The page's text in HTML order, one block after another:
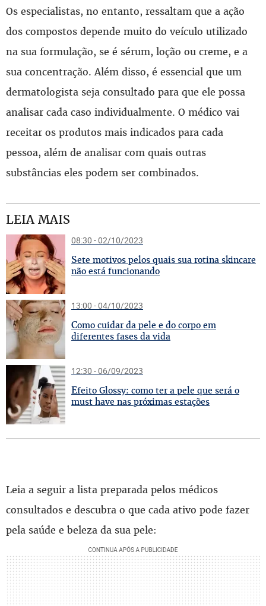
Os especialistas, no entanto, ressaltam que a ação
dos compostos depende muito do veículo utilizado
na sua formulação, se é sérum, loção ou creme, e a
sua concentração. Além disso, é essencial que um
dermatologista seja consultado para que ele possa
analisar cada caso individualmente. O médico vai
receitar os produtos mais indicados para cada
pessoa, além de analisar com quais outras
substâncias eles podem ser combinados.
LEIA MAIS
08:30 - 02/10/2023
Sete motivos pelos quais sua rotina skincare
não está funcionando
13:00 - 04/10/2023
Como cuidar da pele e do corpo em
diferentes fases da vida
12:30 - 06/09/2023
Efeito Glossy: como ter a pele que será o
must have nas próximas estações
Leia a seguir a lista preparada pelos médicos
consultados e descubra o que cada ativo pode fazer
pela saúde e beleza da sua pele: